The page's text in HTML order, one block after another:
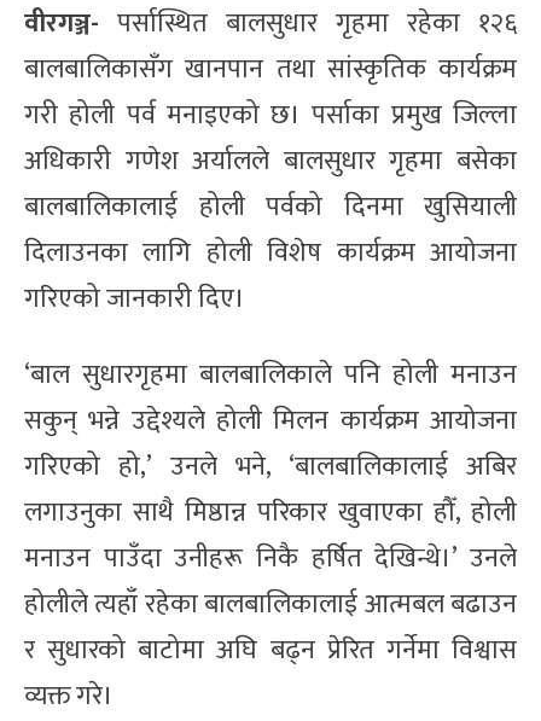
वीरगञ्ज- पर्सास्थित बालसुधार गृहमा रहेका १२६
बालबालिकासँग खानपान तथा सांस्कृतिक कार्यक्रम
गरी होली पर्व मनाइएको छ। पर्साका प्रमुख जिल्ला
अधिकारी गणेश अर्यालले बालसुधार गृहमा बसेका
बालबालिकालाई होली पर्वको दिनमा खुसियाली
दिलाउनका लागि होली विशेष कार्यक्रम आयोजना
गरिएको जानकारी दिए।
‘बाल सुधारगृहमा बालबालिकाले पनि होली मनाउन
सकुन् भन्ने उद्देश्यले होली मिलन कार्यक्रम आयोजना
गरिएको हो,’ उनले भने, ‘बालबालिकालाई अबिर
लगाउनुका साथै मिष्ठान्न परिकार खुवाएका हौँ, होली
मनाउन पाउँदा उनीहरू निकै हर्षित देखिन्थे।’ उनले
होलीले त्यहाँ रहेका बालबालिकालाई आत्मबल बढाउन
र सुधारको बाटोमा अघि बढ्न प्रेरित गर्नेमा विश्वास
व्यक्त गरे।